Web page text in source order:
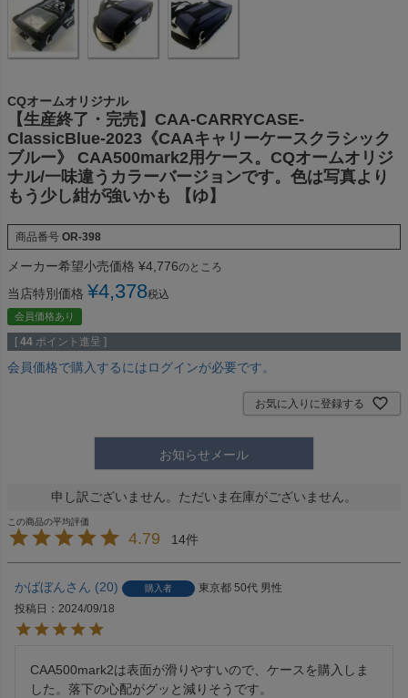
CQオームオリジナル
【生産終了・完売】CAA-CARRYCASE-
ClassicBlue-2023《CAAキャリーケースクラシック
ブルー》 CAA500mark2用ケース。CQオームオリジ
ナル/一味違うカラーバージョンです。色は写真より
もう少し紺が強いかも 【ゆ】
商品番号 OR-398
メーカー希望小売価格 ¥4,776のところ
当店特別価格 ¥4,378税込
会員価格あり
[ 44 ポイント進呈 ]
会員価格で購入するにはログインが必要です。
お気に入りに登録する
お知らせメール
申し訳ございません。ただいま在庫がございません。
4.79 14
かばぼん 20 購入者 東京都 50代 男性
投稿日
2024/09/18
CAA500mark2は表面が滑りやすいので、ケースを購入しま
した。落下の心配がグッと減りそうです。